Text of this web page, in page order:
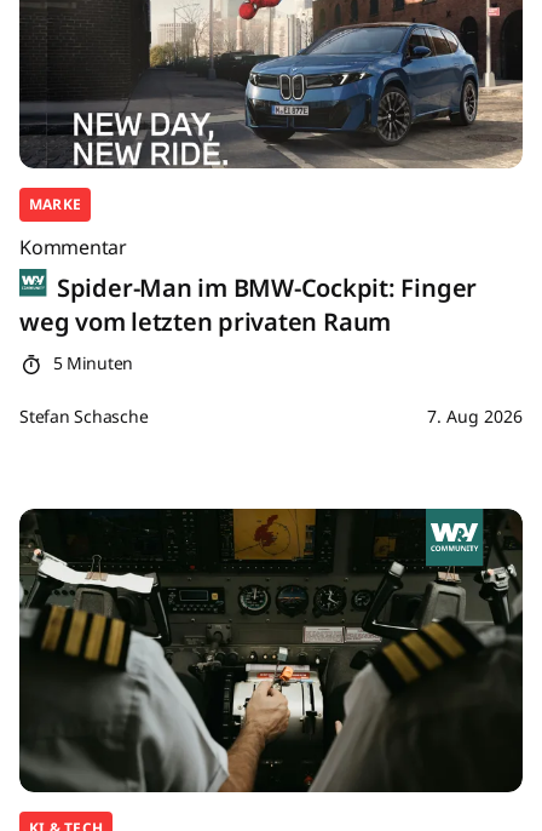
MARKE
Kommentar
Spider-Man im BMW-Cockpit: Finger
weg vom letzten privaten Raum
5 Minuten
Stefan Schasche 7. Aug 2026